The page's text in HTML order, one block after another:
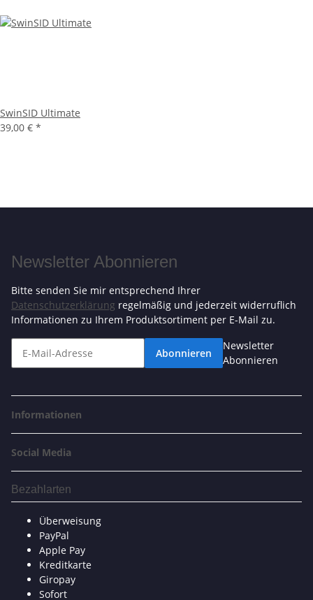
SwinSID Ultimate
39,00 € *
Newsletter Abonnieren
Bitte senden Sie mir entsprechend Ihrer
Datenschutzerklärung regelmäßig und jederzeit widerruflich
Informationen zu Ihrem Produktsortiment per E-Mail zu.
Abonnieren
Newsletter
Abonnieren
Informationen
Social Media
Bezahlarten
Überweisung
PayPal
Apple Pay
Kreditkarte
Giropay
Sofort